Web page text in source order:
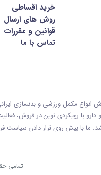
خرید اقساطی
روش های ارسال
قوانین و مقررات
تماس با ما
انواع مکمل ورزشی و بدنسازی
شماره 143/1400/14113 از سازمان غذا و دارو با
ما با پيش روی قرار دادن سياست فر
تمامی